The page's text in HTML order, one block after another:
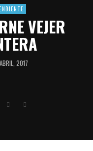
VEJER
2017